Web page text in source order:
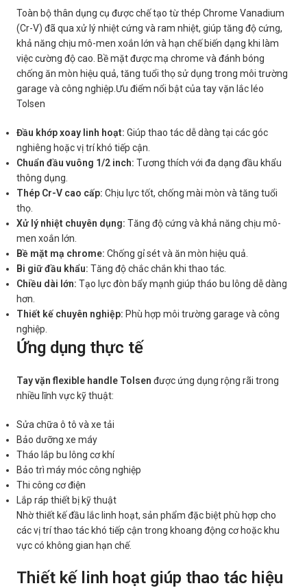
Toàn bộ thân dụng cụ được chế tạo từ thép Chrome Vanadium
(Cr-V) đã qua xử lý nhiệt cứng và ram nhiệt, giúp tăng độ cứng,
khả năng chịu mô-men xoắn lớn và hạn chế biến dạng khi làm
việc cường độ cao. Bề mặt được mạ chrome và đánh bóng
chống ăn mòn hiệu quả, tăng tuổi thọ sử dụng trong môi trường
garage và công nghiệp.Ưu điểm nổi bật của tay vặn lắc léo
Tolsen
Đầu khớp xoay linh hoạt: Giúp thao tác dễ dàng tại các góc
nghiêng hoặc vị trí khó tiếp cận.
Chuẩn đầu vuông 1/2 inch: Tương thích với đa dạng đầu khẩu
thông dụng.
Thép Cr-V cao cấp: Chịu lực tốt, chống mài mòn và tăng tuổi
thọ.
Xử lý nhiệt chuyên dụng: Tăng độ cứng và khả năng chịu mô-
men xoắn lớn.
Bề mặt mạ chrome: Chống gỉ sét và ăn mòn hiệu quả.
Bi giữ đầu khẩu: Tăng độ chắc chắn khi thao tác.
Chiều dài lớn: Tạo lực đòn bẩy mạnh giúp tháo bu lông dễ dàng
hơn.
Thiết kế chuyên nghiệp: Phù hợp môi trường garage và công
nghiệp.
Ứng dụng thực tế
Tay vặn flexible handle Tolsen được ứng dụng rộng rãi trong
nhiều lĩnh vực kỹ thuật:
Sửa chữa ô tô và xe tải
Bảo dưỡng xe máy
Tháo lắp bu lông cơ khí
Bảo trì máy móc công nghiệp
Thi công cơ điện
Lắp ráp thiết bị kỹ thuật
Nhờ thiết kế đầu lắc linh hoạt, sản phẩm đặc biệt phù hợp cho
các vị trí thao tác khó tiếp cận trong khoang động cơ hoặc khu
vực có không gian hạn chế.
Thiết kế linh hoạt giúp thao tác hiệu